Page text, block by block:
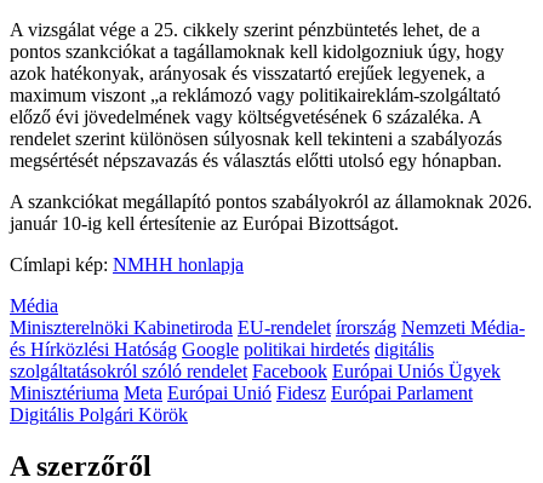
A vizsgálat vége a 25. cikkely szerint pénzbüntetés lehet, de a
pontos szankciókat a tagállamoknak kell kidolgozniuk úgy, hogy
azok hatékonyak, arányosak és visszatartó erejűek legyenek, a
maximum viszont „a reklámozó vagy politikaireklám-szolgáltató
előző évi jövedelmének vagy költségvetésének 6 százaléka. A
rendelet szerint különösen súlyosnak kell tekinteni a szabályozás
megsértését népszavazás és választás előtti utolsó egy hónapban.
A szankciókat megállapító pontos szabályokról az államoknak 2026.
január 10-ig kell értesítenie az Európai Bizottságot.
Címlapi kép: NMHH honlapja
Média
Miniszterelnöki Kabinetiroda EU-rendelet írország Nemzeti Média-
és Hírközlési Hatóság Google politikai hirdetés digitális
szolgáltatásokról szóló rendelet Facebook Európai Uniós Ügyek
Minisztériuma Meta Európai Unió Fidesz Európai Parlament
Digitális Polgári Körök
A szerzőről